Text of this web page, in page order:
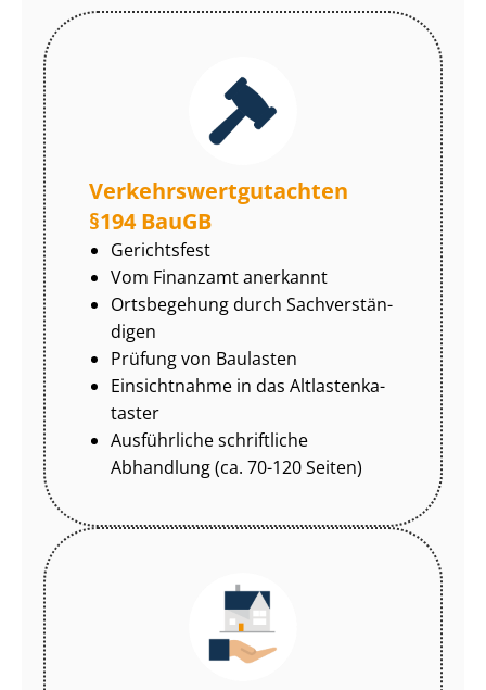
Ver­kehrs­wert­gut­ach­ten
§194 BauGB
Gerichtsfest
Vom Finanzamt anerkannt
Ortsbegehung durch Sach­ver­stän­
di­gen
Prüfung von Baulasten
Einsichtnahme in das Alt­las­ten­ka­
tas­ter
Ausführliche schriftliche
Abhandlung (ca. 70-120 Seiten)